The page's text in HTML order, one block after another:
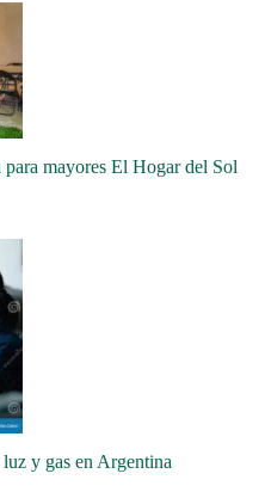
mayores El Hogar del Sol
y gas en Argentina